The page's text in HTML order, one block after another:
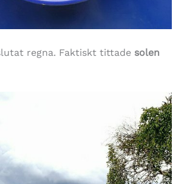
regna. Faktiskt tittade solen